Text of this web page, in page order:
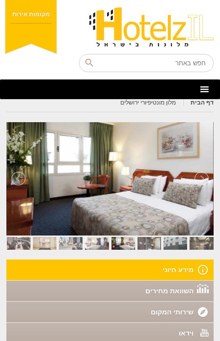
מקומות אירוח
דף הבית מלון מונטיפיורי ירושלים
מידע חיוני
השוואת מחירים
שירותי המקום
וידאו